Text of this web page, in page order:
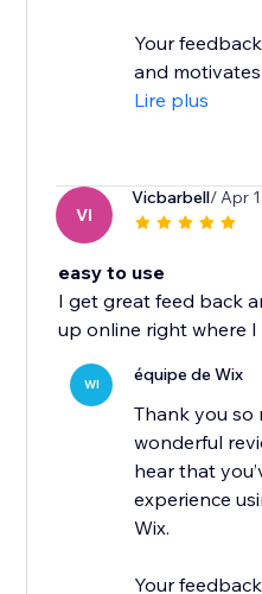
Your
and
Lire plus
VI
Vicbarbell/ Apr
easy to use
I get great feed back
up online right where I
WI équipe de Wix
Thank you so
wonderful
hear that
experience
Wix.
Your